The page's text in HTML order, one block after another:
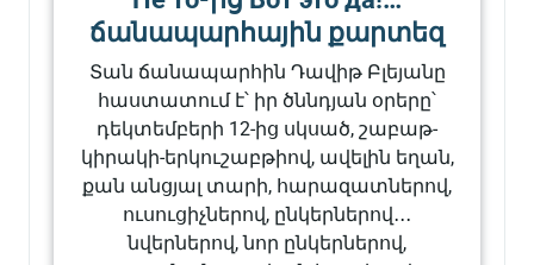
ճանապարհային քարտեզ
Տան ճանապարհին Դավիթ Բլեյանը
հաստատում է՝ իր ծննդյան օրերը՝
դեկտեմբերի 12-ից սկսած, շաբաթ-
կիրակի-երկուշաբթիով, ավելին եղան,
քան անցյալ տարի, հարազատներով,
ուսուցիչներով, ընկերներով․․․
նվերներով, նոր ընկերներով,